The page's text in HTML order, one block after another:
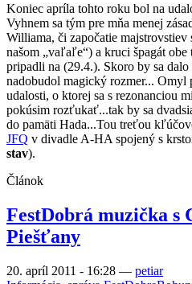
Koniec apríla tohto roku bol na
Vyhnem sa tým pre mňa menej
Williama, či započatie
našom „vaľaľe“) a kruci špagát
pripadli na (29.4.). Skoro by sa
nadobudol magický rozmer...
udalosti, o ktorej sa s rezonanciou
pokúsim rozťukať...tak by sa
do pamäti Hada...Tou treťou
JFQ v divadle A-HA spojený s
stav).
Článok
FestDobrá muzička s
Piešťany
20. apríl 2011 - 16:28 — petiar